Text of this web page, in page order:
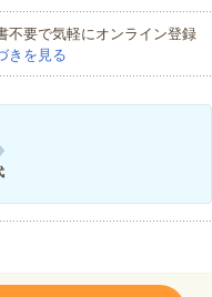
要で気軽にオンライン登録
きを見る